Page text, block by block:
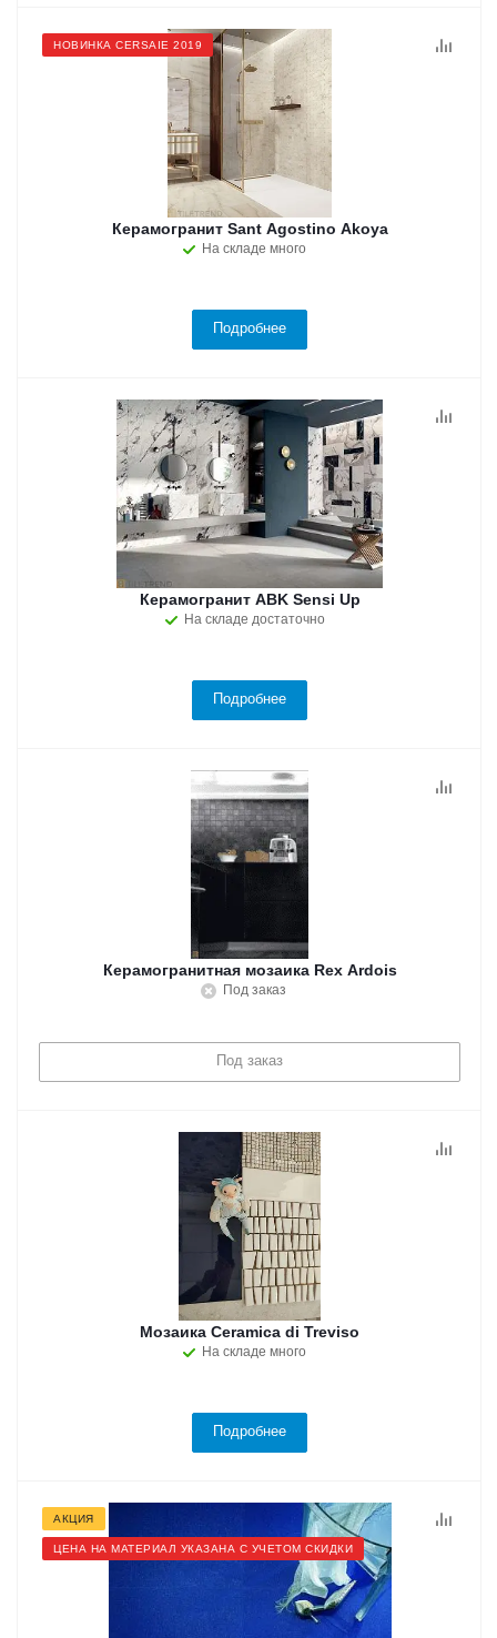
НОВИНКА CERSAIE 2019
Керамогранит Sant Agostino Akoya
На складе много
Подробнее
Керамогранит ABK Sensi Up
На складе достаточно
Подробнее
Керамогранитная мозаика Rex Ardois
Под заказ
Под заказ
Мозаика Ceramica di Treviso
На складе много
Подробнее
АКЦИЯ
ЦЕНА НА МАТЕРИАЛ УКАЗАНА С УЧЕТОМ СКИДКИ